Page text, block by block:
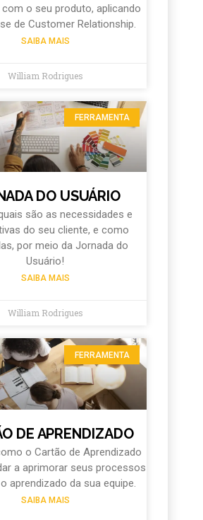
o seu produto, aplicando
de Customer Relationship.
SAIBA MAIS
William Rodrigues
FERRAMENTA
DO USUÁRIO
são as necessidades e
do seu cliente, e como
por meio da Jornada do
Usuário!
SAIBA MAIS
William Rodrigues
FERRAMENTA
DE APRENDIZADO
o Cartão de Aprendizado
a aprimorar seus processos
aprendizado da sua equipe.
SAIBA MAIS